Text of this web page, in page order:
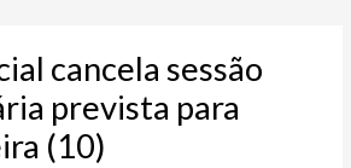
cancela sessão
prevista para
(10)